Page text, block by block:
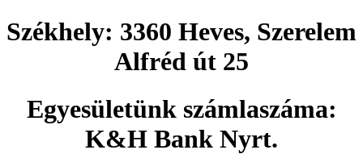
Székhely: 3360 Heves, Szerelem
Alfréd út 25
Egyesületünk számlaszáma:
K&H Bank Nyrt.